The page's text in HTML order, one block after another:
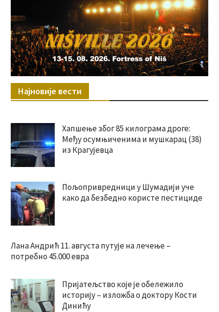
Најновије вести
Хапшење због 85 килограма дроге:
Међу осумњиченима и мушкарац (38)
из Крагујевца
Пољопривредници у Шумадији уче
како да безбедно користе пестициде
Лана Андрић 11. августа путује на лечење –
потребно 45.000 евра
Пријатељство које је обележило
историју – изложба о доктору Кости
Динићу